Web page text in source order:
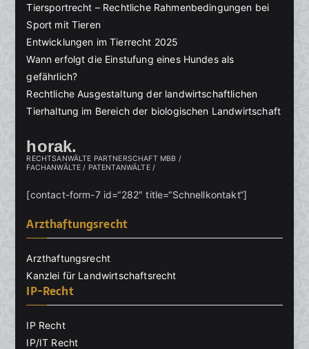
Tiersportrecht – Rechtliche Rahmenbedingungen bei
Sport mit Tieren
Entwicklungen im Tierrecht 2025
Wann erfolgt die Einstufung eines Hundes als
gefährlich?
Rechtliche Ausgestaltung der landwirtschaftlichen
Tierhaltung im Bereich der biologischen Landwirtschaft
horak.
RECHTSANWÄLTE PARTNERSCHAFT MBB /
FACHANWÄLTE / PATENTANWÄLTE /
[contact-form-7 id=“282″ title=“Schnellkontakt“]
Arzthaftungsrecht
Arzthaftungsrecht
Kanzlei für Landwirtschaftsrecht
IP-Recht
IP Recht
IP/IT Recht